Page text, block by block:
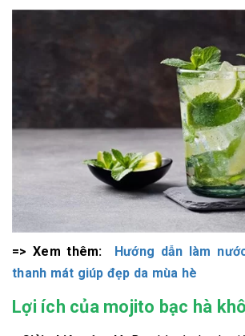
=> Xem thêm:
Hướng dẫn làm
thanh mát giúp đẹp da mùa hè
Lợi ích của mojito bạc hà